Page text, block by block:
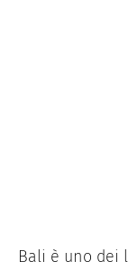
Bali è uno dei